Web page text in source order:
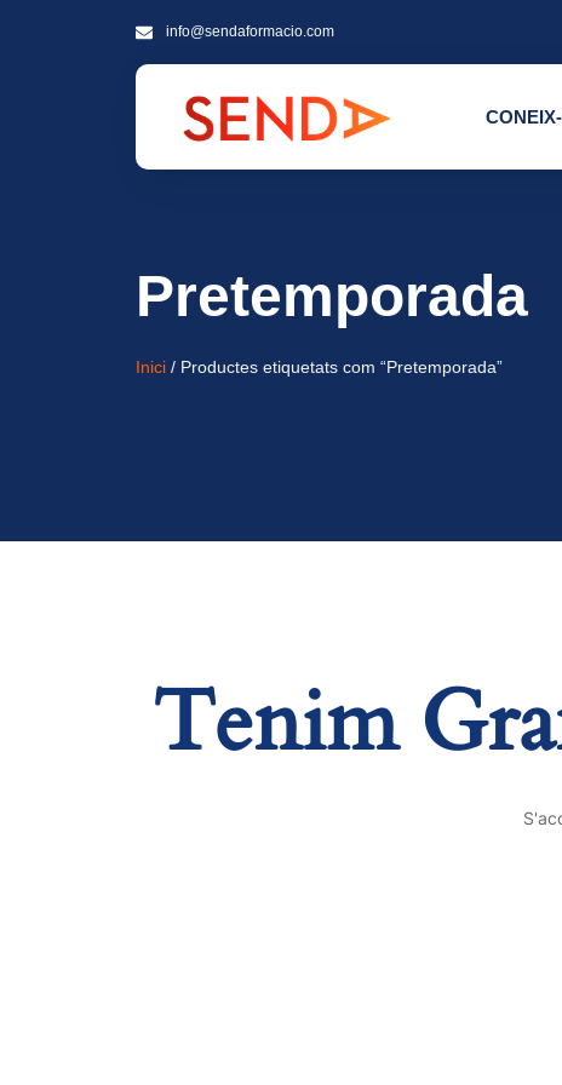
info@sendaformacio.com
Pretemporada
Inici / Productes etiquetats com “Pretemporada”
Tenim